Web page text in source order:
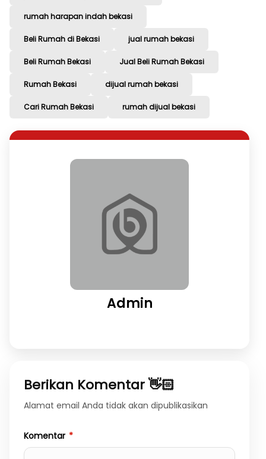
rumah harapan indah bekasi
Beli Rumah di Bekasi jual rumah bekasi
Beli Rumah Bekasi Jual Beli Rumah Bekasi
Rumah Bekasi dijual rumah bekasi
Cari Rumah Bekasi rumah dijual bekasi
Admin
Berikan Komentar 👋🏻
Alamat email Anda tidak akan dipublikasikan
Komentar *